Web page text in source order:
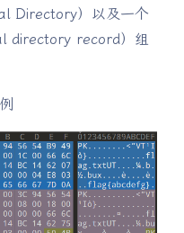
Directory）以及一个
directory record）组